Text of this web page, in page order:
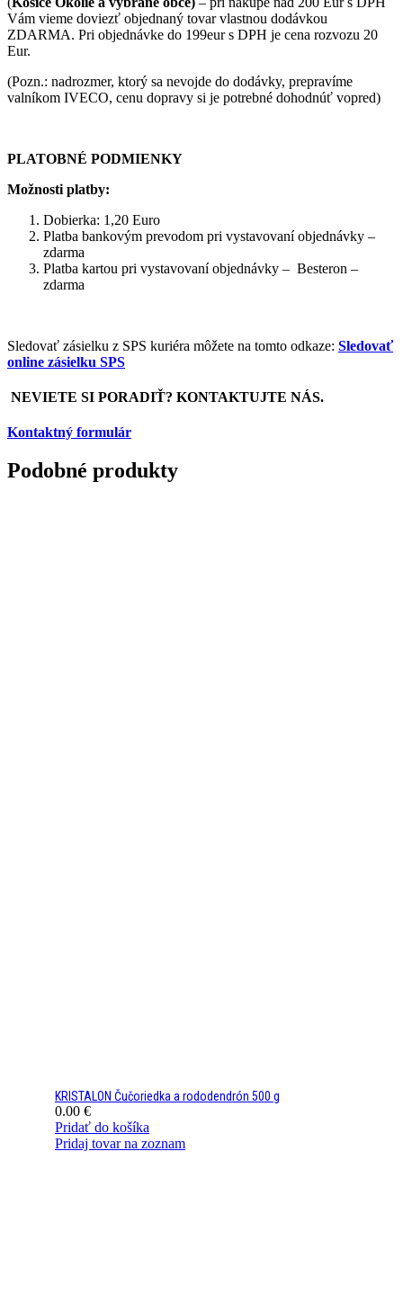
Vám vieme doviezť objednaný tovar vlastnou dodávkou
ZDARMA. Pri objednávke do 199eur s DPH je cena rozvozu 20
Eur.
(Pozn.: nadrozmer, ktorý sa nevojde do dodávky, prepravíme
valníkom IVECO, cenu dopravy si je potrebné dohodnúť vopred)
PLATOBNÉ PODMIENKY
Možnosti platby:
Dobierka: 1,20 Euro
Platba bankovým prevodom pri vystavovaní objednávky –
zdarma
Platba kartou pri vystavovaní objednávky – Besteron –
zdarma
Sledovať zásielku z SPS kuriéra môžete na tomto odkaze: Sledovať
online zásielku SPS
NEVIETE SI PORADIŤ? KONTAKTUJTE NÁS.
Kontaktný formulár
Podobné produkty
KRISTALON Čučoriedka a rododendrón 500 g
0.00 €
Pridať do košíka
Pridaj tovar na zoznam